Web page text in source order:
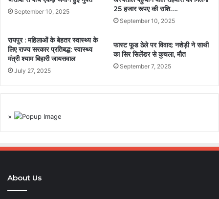
September 10, 2025
25 हजार रूपए की राशि….
September 10, 2025
रायपुर : महिलाओं के बेहतर स्वास्थ्य के
लिए राज्य सरकार प्रतिबद्ध: स्वास्थ्य
मंत्री श्याम बिहारी जायसवाल
July 27, 2025
फास्ट फूड ठेले पर विवाद: नशेड़ी ने साथी
का सिर सिलेंडर से कुचला, मौत
September 7, 2025
×
About Us